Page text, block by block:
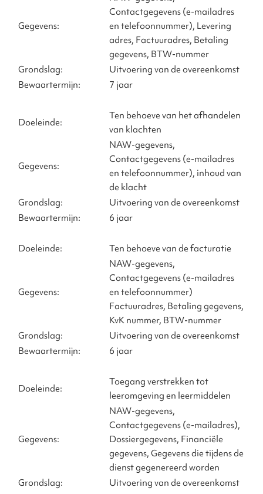
Gegevens:
Contactgegevens (e-mailadres
en telefoonnummer), Levering
adres, Factuuradres, Betaling
gegevens, BTW-nummer
Grondslag:
Uitvoering van de overeenkomst
Bewaartermijn:
7 jaar
Doeleinde:
Ten behoeve van het afhandelen
van klachten
Gegevens:
NAW-gegevens,
Contactgegevens (e-mailadres
en telefoonnummer), inhoud van
de klacht
Grondslag:
Uitvoering van de overeenkomst
Bewaartermijn:
6 jaar
Doeleinde: Ten behoeve van de facturatie
Gegevens:
NAW-gegevens,
Contactgegevens (e-mailadres
en telefoonnummer)
Factuuradres, Betaling gegevens,
KvK nummer, BTW-nummer
Grondslag:
Uitvoering van de overeenkomst
Bewaartermijn:
6 jaar
Doeleinde:
Toegang verstrekken tot
leeromgeving en leermiddelen
Gegevens:
NAW-gegevens,
Contactgegevens (e-mailadres),
Dossiergegevens, Financiële
gegevens, Gegevens die tijdens de
dienst gegenereerd worden
Grondslag:
Uitvoering van de overeenkomst